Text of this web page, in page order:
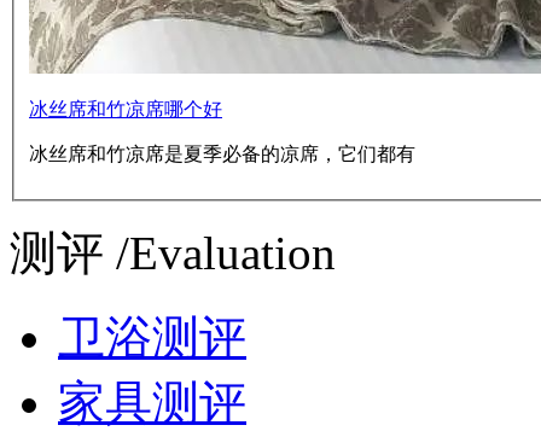
冰丝席和竹凉席哪个好
冰丝席和竹凉席是夏季必备的凉席，它们都有
测评 /Evaluation
卫浴测评
家具测评